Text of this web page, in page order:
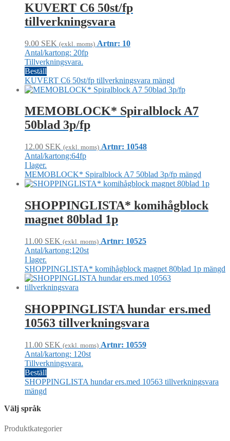
KUVERT C6 50st/fp
tillverkningsvara
9.00 SEK (exkl. moms) Artnr: 10
Antal/kartong: 20fp
Tillverkningsvara.
Beställ
KUVERT C6 50st/fp tillverkningsvara mängd
MEMOBLOCK* Spiralblock A7
50blad 3p/fp
12.00 SEK (exkl. moms) Artnr: 10548
Antal/kartong:64fp
I lager.
MEMOBLOCK* Spiralblock A7 50blad 3p/fp mängd
SHOPPINGLISTA* komihågblock
magnet 80blad 1p
11.00 SEK (exkl. moms) Artnr: 10525
Antal/kartong:120st
I lager.
SHOPPINGLISTA* komihågblock magnet 80blad 1p mängd
SHOPPINGLISTA hundar ers.med
10563 tillverkningsvara
11.00 SEK (exkl. moms) Artnr: 10559
Antal/kartong: 120st
Tillverkningsvara.
Beställ
SHOPPINGLISTA hundar ers.med 10563 tillverkningsvara
mängd
Välj språk
Produktkategorier